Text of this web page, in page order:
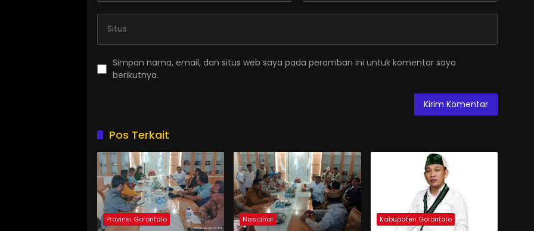
Simpan nama, email, dan situs web saya pada peramban ini untuk komentar saya
berikutnya.
Pos Terkait
Provinsi Gorontalo Nasional Kabupaten Gorontalo